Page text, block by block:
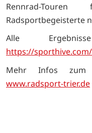
Rennrad-
Radsportbegeisterte
Alle
https://
Mehr Infos zum
www.radsport-trier.de